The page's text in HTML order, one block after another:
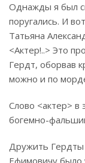
Однажды я был
поругались. И
Татьяна
<Актер!..> Это
Гердт, оборвав
можно и по
Слово <актер> в
богемно-
Дружить